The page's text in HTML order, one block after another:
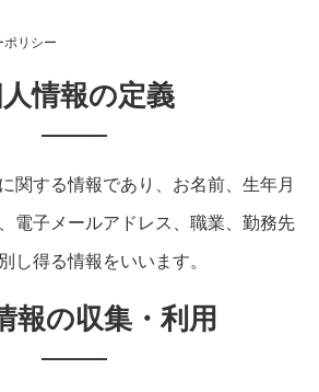
ポリシー
情報の定義
関する情報であり、お名前、生年月
電子メールアドレス、職業、勤務先
し得る情報をいいます。
報の収集・利用